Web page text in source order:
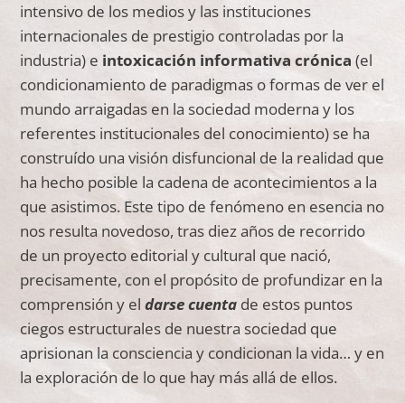
intensivo de los medios y las instituciones
internacionales de prestigio controladas por la
industria) e intoxicación informativa crónica (el
condicionamiento de paradigmas o formas de ver el
mundo arraigadas en la sociedad moderna y los
referentes institucionales del conocimiento) se ha
construído una visión disfuncional de la realidad que
ha hecho posible la cadena de acontecimientos a la
que asistimos. Este tipo de fenómeno en esencia no
nos resulta novedoso, tras diez años de recorrido
de un proyecto editorial y cultural que nació,
precisamente, con el propósito de profundizar en la
comprensión y el darse cuenta de estos puntos
ciegos estructurales de nuestra sociedad que
aprisionan la consciencia y condicionan la vida… y en
la exploración de lo que hay más allá de ellos.